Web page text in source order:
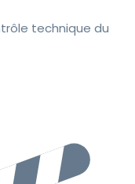
technique du